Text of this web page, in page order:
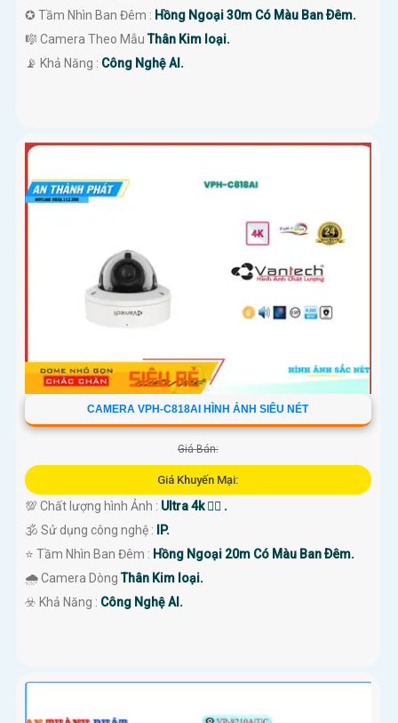
✪ Tầm Nhìn Ban Đêm : Hồng Ngoại 30m Có Màu Ban Ðêm.
🎼️ Camera Theo MẫuThân Kim loại.
️📡 Khả Năng : Công Nghệ AI.
CAMERA VPH-C818AI HÌNH ẢNH SIÊU NÉT
Giá Bán:
Giá Khuyến Mại:
💯 Chất lượng hình Ảnh : Ultra 4k 👍🏾 .
🕉️ Sử dụng công nghệ :
IP.
⭐ Tầm Nhìn Ban Đêm : Hồng Ngoại 20m Có Màu Ban Ðêm.
🌧️ Camera DòngThân Kim loại.
️☣️ Khả Năng : Công Nghệ AI.